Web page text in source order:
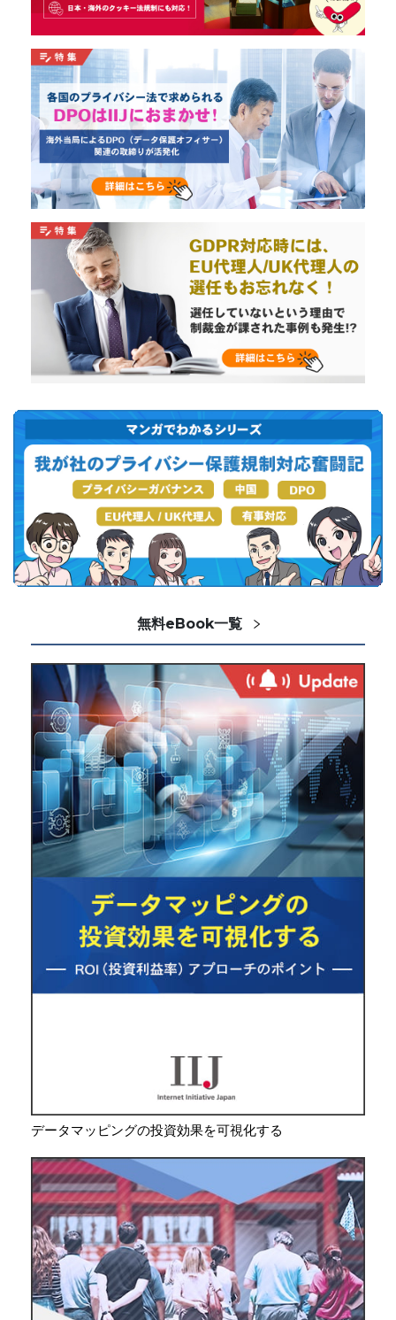
無料eBook一覧
データマッピングの投資効果を可視化する